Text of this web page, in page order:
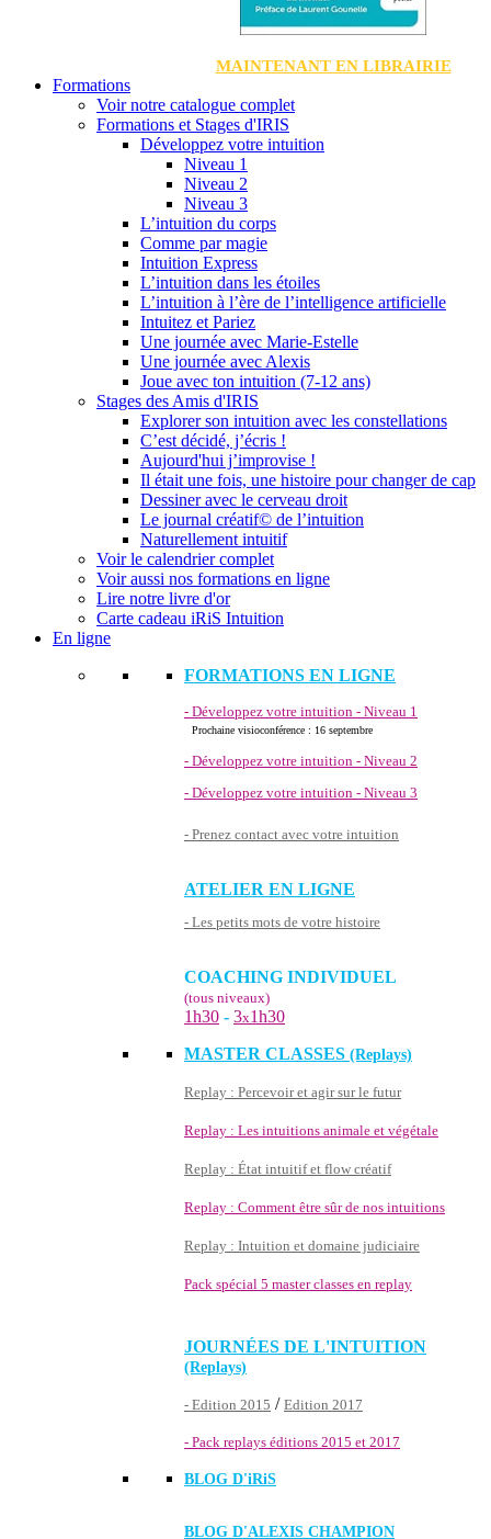
MAINTENANT EN LIBRAIRIE
Formations
Voir notre catalogue complet
Formations et Stages d'IRIS
Développez votre intuition
Niveau 1
Niveau 2
Niveau 3
L’intuition du corps
Comme par magie
Intuition Express
L’intuition dans les étoiles
L’intuition à l’ère de l’intelligence artificielle
Intuitez et Pariez
Une journée avec Marie-Estelle
Une journée avec Alexis
Joue avec ton intuition (7-12 ans)
Stages des Amis d'IRIS
Explorer son intuition avec les constellations
C’est décidé, j’écris !
Aujourd'hui j’improvise !
Il était une fois, une histoire pour changer de cap
Dessiner avec le cerveau droit
Le journal créatif© de l’intuition
Naturellement intuitif
Voir le calendrier complet
Voir aussi nos formations en ligne
Lire notre livre d'or
Carte cadeau iRiS Intuition
En ligne
FORMATIONS EN LIGNE
- Développez votre intuition - Niveau 1
Prochaine visioconférence : 16 septembre
- Développez votre intuition - Niveau 2
- Développez votre intuition - Niveau 3
- Prenez contact avec votre intuition
ATELIER EN LIGNE
- Les petits mots de votre histoire
COACHING INDIVIDUEL
(tous niveaux)
1h30 - 3x1h30
MASTER CLASSES (Replays)
Replay : Percevoir et agir sur le futur
Replay : Les intuitions animale et végétale
Replay : État intuitif et flow créatif
Replay : Comment être sûr de nos intuitions
Replay : Intuition et domaine judiciaire
Pack spécial 5 master classes en replay
JOURNÉES DE L'INTUITION
(Replays)
- Edition 2015 / Edition 2017
- Pack replays éditions 2015 et 2017
BLOG D'iRiS
BLOG D'ALEXIS CHAMPION